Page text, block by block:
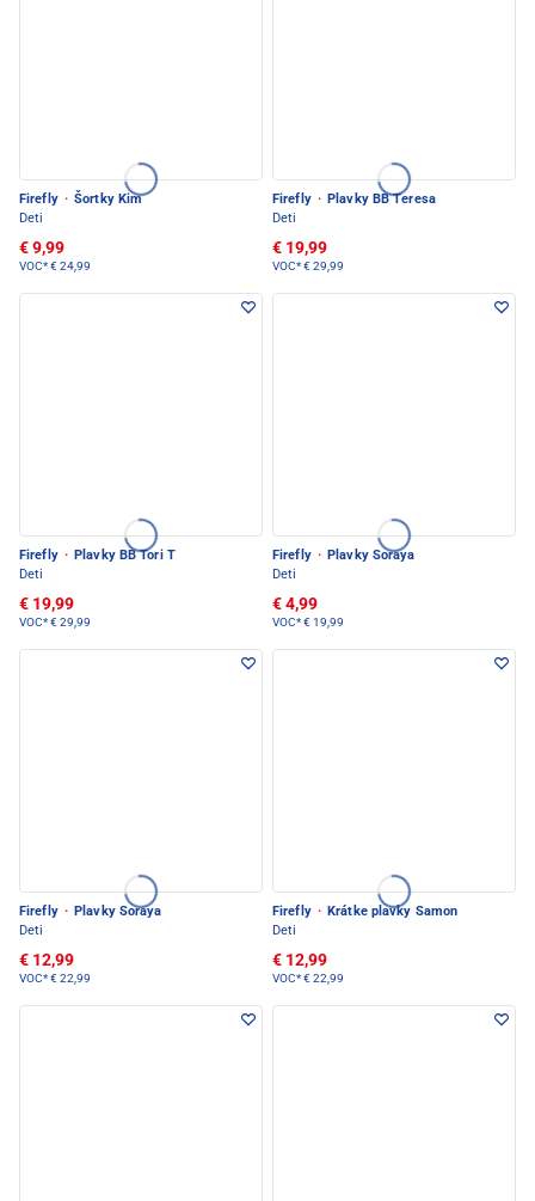
Firefly · Šortky Kim
Deti
€ 9,99
VOC*€ 24,99
Firefly · Plavky BB Teresa
Deti
€ 19,99
VOC*€ 29,99
Firefly · Plavky BB Tori T
Deti
€ 19,99
VOC*€ 29,99
Firefly · Plavky Soraya
Deti
€ 4,99
VOC*€ 19,99
Firefly · Plavky Soraya
Deti
€ 12,99
VOC*€ 22,99
Firefly · Krátke plavky Samon
Deti
€ 12,99
VOC*€ 22,99